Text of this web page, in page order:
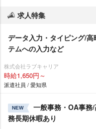
求人特集
データ入力・タイピング/
テムへの入力など
株式会社ラブキャリア
時給1,650円～
派遣社員 / 愛知県
NEW
一般事務・OA事務
務長期休暇あり